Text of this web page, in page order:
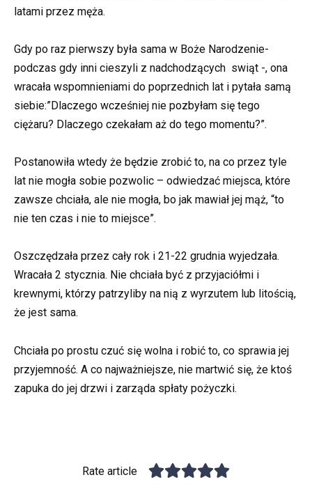
latami przez męża.
Gdy po raz pierwszy była sama w Boże Narodzenie-
podczas gdy inni cieszyli z nadchodzących swiąt -, ona
wracała wspomnieniami do poprzednich lat i pytała samą
siebie:”Dlaczego wcześniej nie pozbyłam się tego
ciężaru? Dlaczego czekałam aż do tego momentu?”.
Postanowiła wtedy że będzie zrobić to, na co przez tyle
lat nie mogła sobie pozwolic – odwiedzać miejsca, które
zawsze chciała, ale nie mogła, bo jak mawiał jej mąż, “to
nie ten czas i nie to miejsce”.
Oszczędzała przez cały rok i 21-22 grudnia wyjedzała.
Wracała 2 stycznia. Nie chciała być z przyjaciółmi i
krewnymi, którzy patrzyliby na nią z wyrzutem lub litością,
że jest sama.
Chciała po prostu czuć się wolna i robić to, co sprawia jej
przyjemność. A co najważniejsze, nie martwić się, że ktoś
zapuka do jej drzwi i zarząda spłaty pożyczki.
Rate article